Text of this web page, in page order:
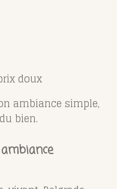
doux
ambiance simple,
bien.